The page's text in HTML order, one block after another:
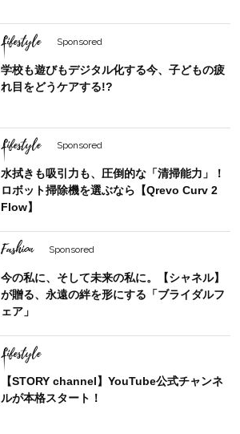
Lifestyle Sponsored
学校も遊びもデジタル化する今、子どもの疲
れ目をどうケアする!?
Lifestyle Sponsored
水拭きも吸引力も、圧倒的な「清掃能力」！
ロボット掃除機を選ぶなら【Qrevo Curv 2
Flow】
Fashion Sponsored
今の私に、そして未来の私に。【シャネル】
が贈る、永遠の絆を形にする「ブライダルフ
ェア」
Lifestyle
【STORY channel】YouTube公式チャンネ
ルが本格スタート！